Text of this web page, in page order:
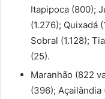
Itapipoca (800);
(1.276); Quixadá
Sobral (1.128);
(25).
Maranhão (822
(396); Açailândia